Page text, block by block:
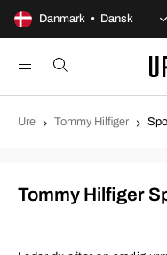
Danmark • Dansk
dages åbent køb
Ure Tommy Hilfiger
Tommy Hilfiger